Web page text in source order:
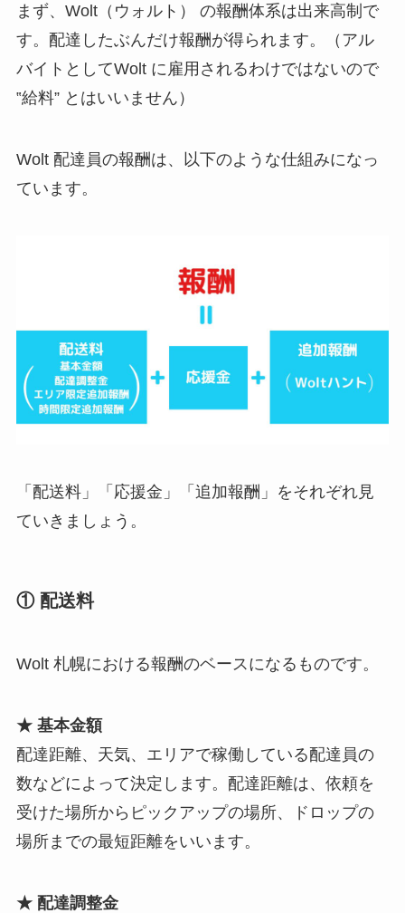
まず、Wolt（ウォルト） の報酬体系は出来高制で
す。配達したぶんだけ報酬が得られます。（アル
バイトとしてWolt に雇用されるわけではないので
‟給料” とはいいません）
Wolt 配達員の報酬は、以下のような仕組みになっ
ています。
「配送料」「応援金」「追加報酬」をそれぞれ見
ていきましょう。
① 配送料
Wolt 札幌における報酬のベースになるものです。
★ 基本金額
配達距離、天気、エリアで稼働している配達員の
数などによって決定します。配達距離は、依頼を
受けた場所からピックアップの場所、ドロップの
場所までの最短距離をいいます。
★ 配達調整金